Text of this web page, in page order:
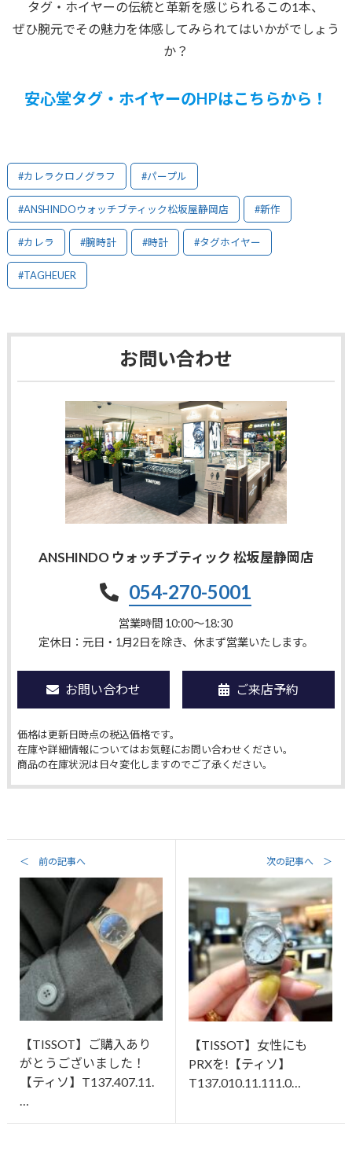
タグ・ホイヤーの伝統と革新を感じられるこの1本、
ぜひ腕元でその魅力を体感してみられてはいかがでしょう
か？
安心堂タグ・ホイヤーのHPはこちらから ！
#カレラクロノグラフ #パープル
#ANSHINDOウォッチブティック松坂屋静岡店 #新作
#カレラ #腕時計 #時計 #タグホイヤー
#TAGHEUER
お問い合わせ
ANSHINDO ウォッチブティック 松坂屋静岡店
054-270-5001
営業時間 10:00〜18:30
定休日：元日・1月2日を除き、休まず営業いたします。
お問い合わせ ご来店予約
価格は更新日時点の税込価格です。
在庫や詳細情報についてはお気軽にお問い合わせください。
商品の在庫状況は日々変化しますのでご了承ください。
＜ 前の記事へ
【TISSOT】ご購入あり
がとうございました！
【ティソ】T137.407.11.
…
次の記事へ ＞
【TISSOT】女性にも
PRXを!【ティソ】
T137.010.11.111.0…